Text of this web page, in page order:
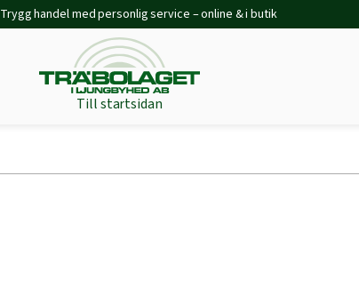
Trygg handel med personlig service – online & i butik
Till startsidan